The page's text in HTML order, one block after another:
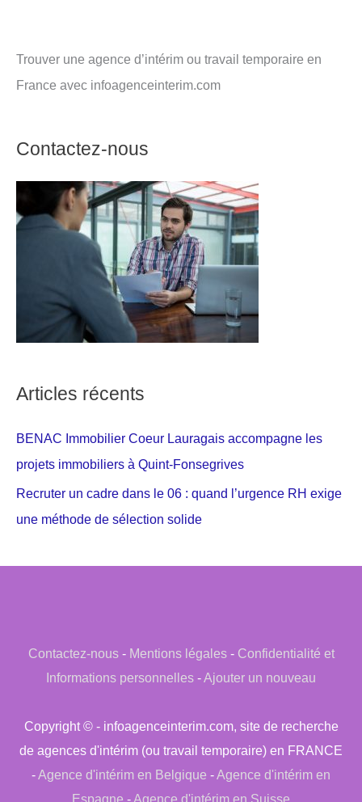
Trouver une agence d’intérim ou travail temporaire en
France avec infoagenceinterim.com
Contactez-nous
Articles récents
BENAC Immobilier Coeur Lauragais accompagne les
projets immobiliers à Quint-Fonsegrives
Recruter un cadre dans le 06 : quand l’urgence RH exige
une méthode de sélection solide
Contactez-nous- Mentions légales- Confidentialité et
Informations personnelles -Ajouter un nouveau
Copyright © - infoagenceinterim.com, site de recherche
de agences d'intérim (ou travail temporaire) en FRANCE
-Agence d'intérim en Belgique -Agence d'intérim en
Espagne - Agence d'intérim en Suisse